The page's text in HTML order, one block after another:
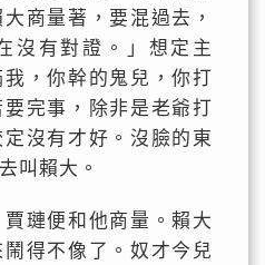
商量著，要混過去，
沒有對證。」想定主
，你幹的鬼兒，你打
完事，除非是老爺打
沒有才好。沒臉的東
叫賴大。
璉便和他商量。賴大
得不像了。奴才今兒